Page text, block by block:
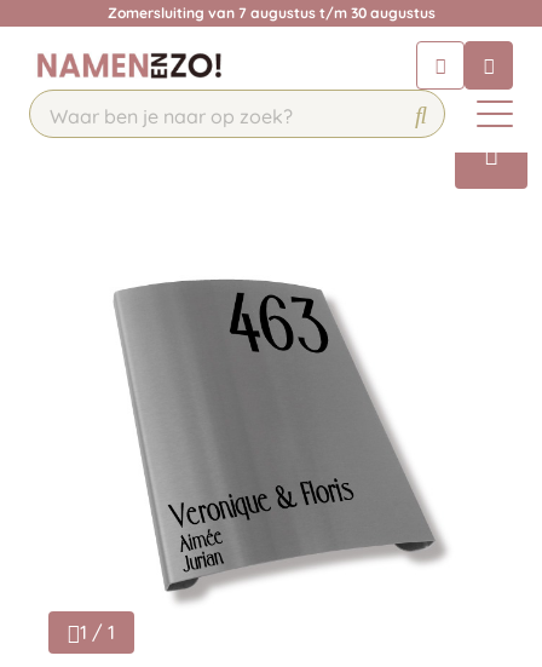
Zomersluiting van 7 augustus t/m 30 augustus
Chat 24/7 met onze chatbot voor
hulp
Contact
1 / 1